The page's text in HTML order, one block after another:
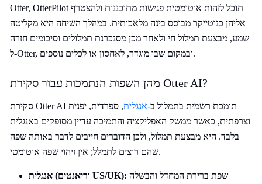
Otter, OtterPilot תוכל לזהות אוטומטית פגישות מתוכננות ולהצטרף
אליהן כנוטייקר מבוסס בינה מלאכותית. במהלך השיחה היא מקליטה
שמע, מבצעת תמלול חי ולאחר מכן מסנכרנת תמלולים וסיכומים חזרה
ל-Otter, ובמקום שבו מוגדר, לאחסון או לכלים נוספים.
מהן השפות הנתמכות עבור סקירת Otter AI?
סקירת Otter AI תומכת רשמית בתמלול ב-אנגלית, ספרדית, יפנית
וצרפתית, כאשר ממשק האפליקציה והתמיכה עדיין מסופקים באנגלית
בלבד. היא מבצעת תמלול, ולכן הדוברים חייבים לדבר באותה שפה
שהם רוצים לתמלל; אין זיהוי שפה אוטומטי.
אנגלית (וריאנטים US/UK):